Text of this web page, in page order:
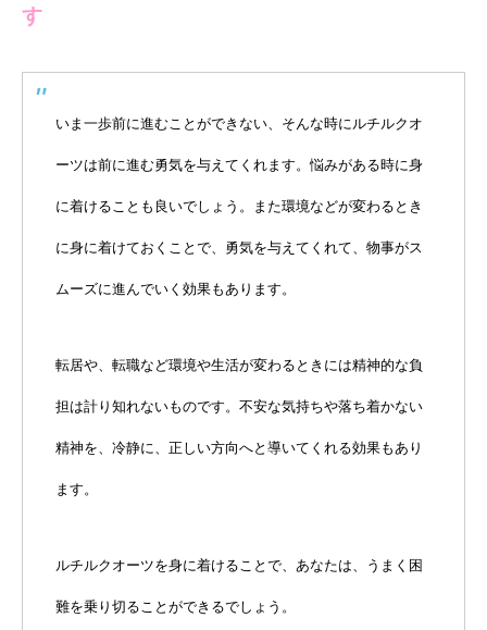
す
いま一歩前に進むことができない、そんな時にルチルクオ
ーツは前に進む勇気を与えてくれます。悩みがある時に身
に着けることも良いでしょう。また環境などが変わるとき
に身に着けておくことで、勇気を与えてくれて、物事がス
ムーズに進んでいく効果もあります。
転居や、転職など環境や生活が変わるときには精神的な負
担は計り知れないものです。不安な気持ちや落ち着かない
精神を、冷静に、正しい方向へと導いてくれる効果もあり
ます。
ルチルクオーツを身に着けることで、あなたは、うまく困
難を乗り切ることができるでしょう。